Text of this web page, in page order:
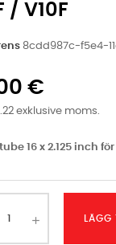
/ V10F
8cdd987c-f5e4-
€
exklusive moms.
16 x 2.125 inch